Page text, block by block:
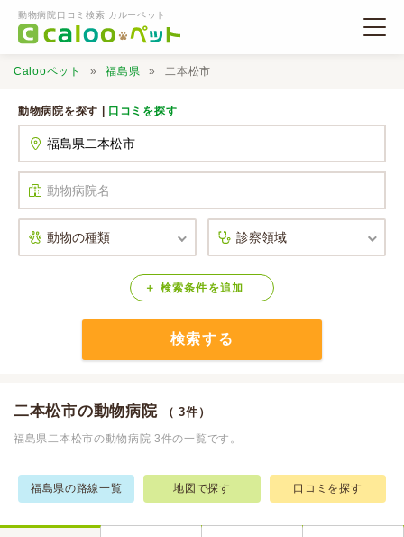
動物病院口コミ検索 カルーペット
口コミ検索
Calooペットとは？
Calooペット 福島県 二本松市
動物病院を探す | 口コミを探す
検索条件 を追加
検索する
二本松市の動物病院 （ 3件）
福島県二本松市の動物病院 3件の一覧です。
福島県の路線一覧 地図で探す 口コミを探す